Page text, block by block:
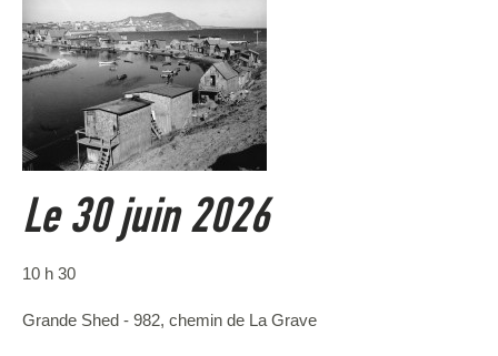
Le 30 juin 2026
10 h 30
Grande Shed - 982, chemin de La Grave